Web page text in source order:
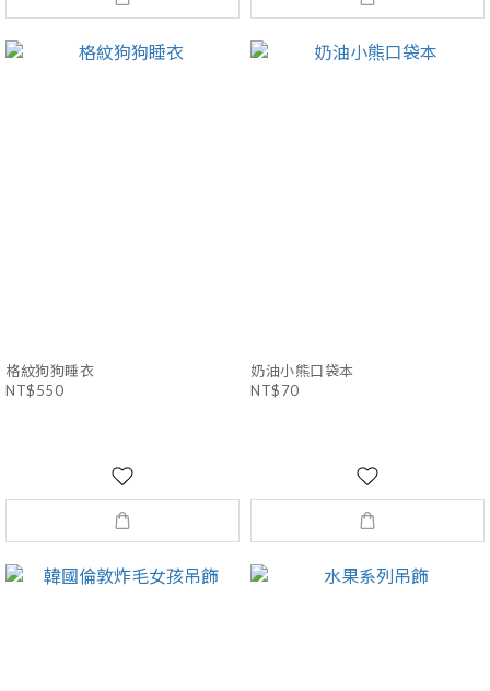
格紋狗狗睡衣
NT$550
奶油小熊口袋本
NT$70